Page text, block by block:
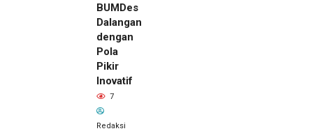
BUMDes
Dalangan
dengan
Pola
Pikir
Inovatif
7
Redaksi
1 hari lalu
Pemilik
Royal
Phone